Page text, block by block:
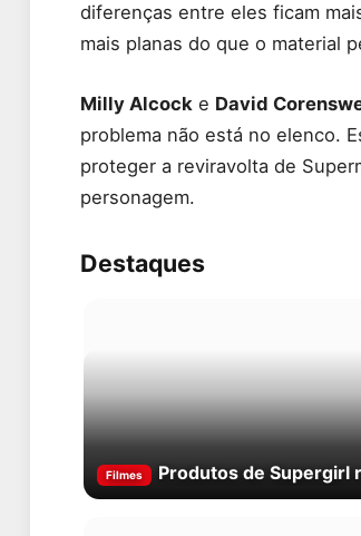
diferenças entre eles ficam
mais planas do que o material
Milly Alcock e David
problema não está no elenco.
proteger a reviravolta de
personagem.
Destaques
Filmes Produtos de Supergirl